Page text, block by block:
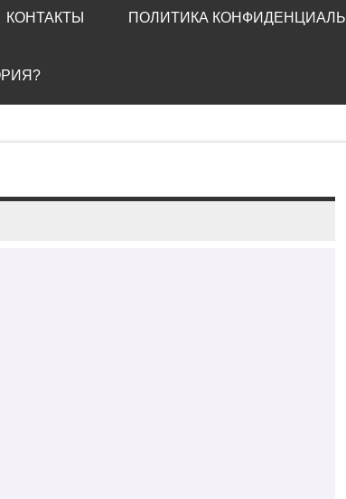
КОНТАКТЫ ПОЛИТИКА